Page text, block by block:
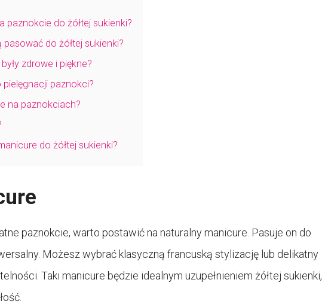
paznokcie do żółtej sukienki?
do żółtej sukienki?
zdrowe i piękne?
paznokci?
na paznokciach?
do żółtej sukienki?
paznokcie, warto postawić na naturalny manicure. Pasuje on do
Możesz wybrać klasyczną francuską stylizację lub delikatny
Taki manicure będzie idealnym uzupełnieniem żółtej sukienki,